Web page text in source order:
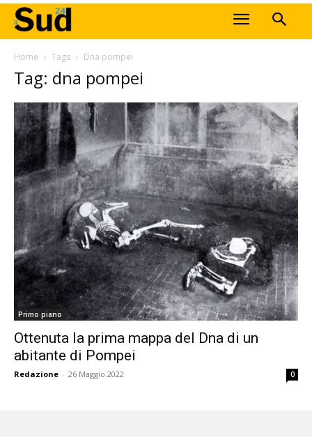
Home Tags Dna pompei
Tag: dna pompei
Primo piano
Ottenuta la prima mappa del Dna di un
abitante di Pompei
Redazione - 26 Maggio 2022 0